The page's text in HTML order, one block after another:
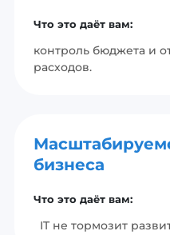
Что это даёт вам:
контроль бюджета и
расходов.
бизнеса
Что это даёт вам:
IT не тормозит